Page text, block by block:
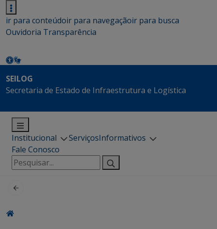
ir para conteúdoir para navegaçãoir para busca
Ouvidoria Transparência
SEILOG
Secretaria de Estado de Infraestrutura e Logística
Institucional ServiçosInformativos
Fale Conosco
Pesquisar
por: